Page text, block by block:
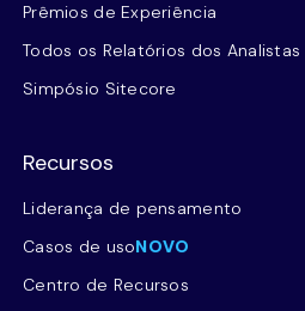
Prêmios de Experiência
Todos os Relatórios dos Analistas
Simpósio Sitecore
Recursos
Liderança de pensamento
Casos de usoNOVO
Centro de Recursos